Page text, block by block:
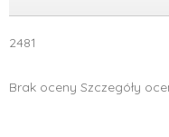
2481
Średnia
Brak oceny Szczegóły